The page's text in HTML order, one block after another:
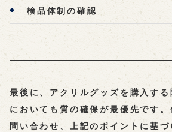
検品体制の確認
最後に、アクリルグッズを購入す
においても質の確保が最優先です
問い合わせ、上記のポイントに基づ